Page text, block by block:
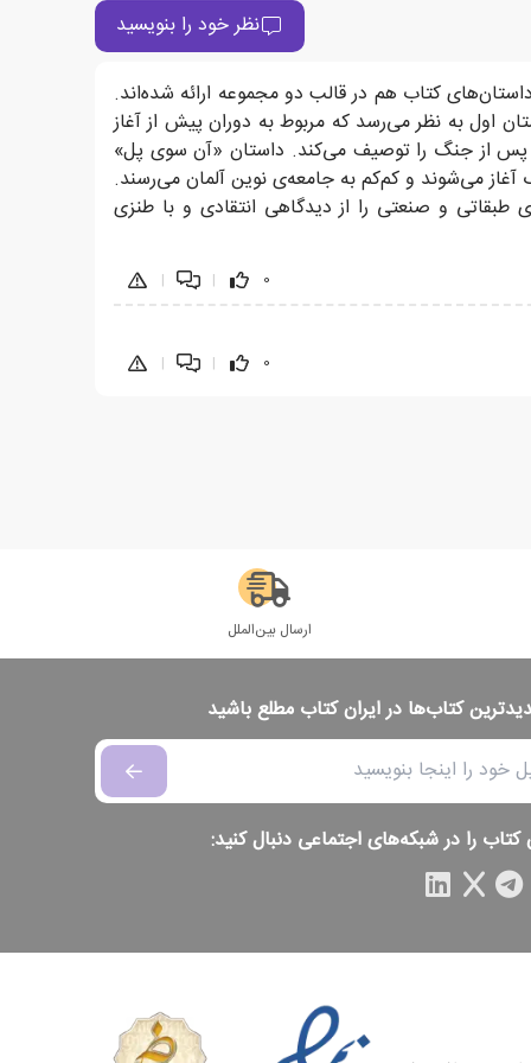
نظر خود را بنویسید
کتاب هم در قالب دو مجموعه ارائه شده‌اند.
اول به نظر می‌رسد که مربوط به دوران پیش از آغاز
پس از جنگ را توصیف می‌کند. داستان «آن سوی پل»
می‌شوند و کم‌کم به جامعه‌ی نوین آلمان می‌رسند.
و صنعتی را از دیدگاهی انتقادی و با طنزی
0
|
|
0
|
|
ارسال بین‌الملل
کتاب‌ها در ایران کتاب مطلع باشید
کتاب را در شبکه‌های اجتماعی دنبال کنید: